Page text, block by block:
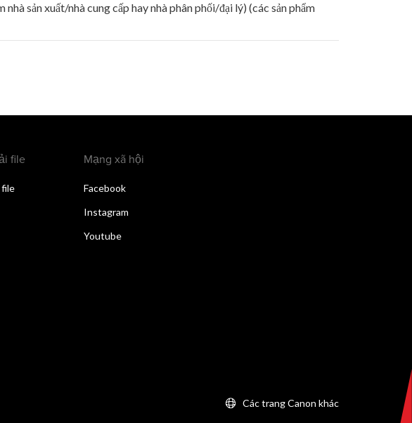
sản xuất/nhà cung cấp hay nhà phân phối/đại lý) (các sản phẩm
file
file
Mạng xã hội
Facebook
Instagram
Youtube
Các trang Canon khác